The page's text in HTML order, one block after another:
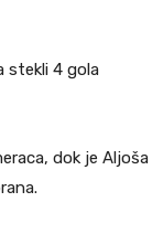
stekli 4 gola
dok je Aljoša